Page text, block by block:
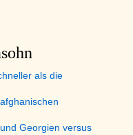
als die
Georgien versus